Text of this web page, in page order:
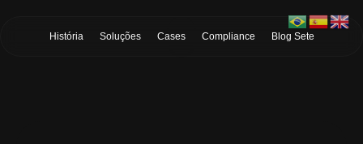
História Soluções Cases Compliance Blog Sete